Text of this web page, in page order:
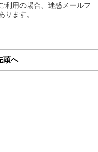
利用の場合、迷惑メールフ
ります。
頭へ